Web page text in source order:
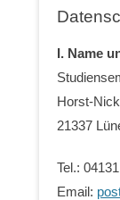
I. Name
Horst-
21337
Tel.:
Email: